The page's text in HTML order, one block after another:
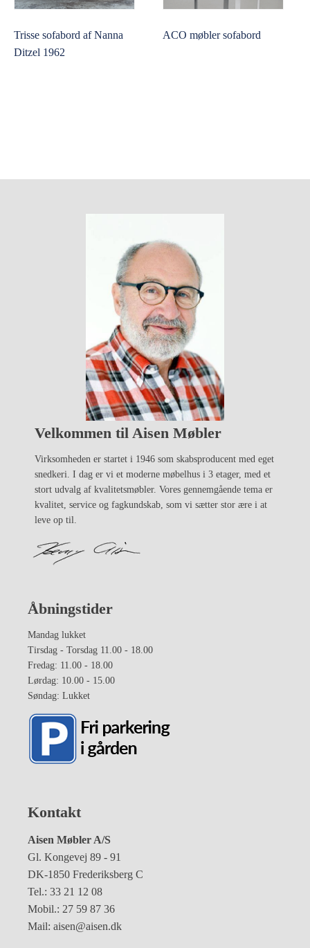
Trisse sofabord af Nanna
Ditzel 1962
ACO møbler sofabord
Velkommen til Aisen Møbler
Virksomheden er startet i 1946 som skabsproducent med eget
snedkeri. I dag er vi et moderne møbelhus i 3 etager, med et
stort udvalg af kvalitetsmøbler. Vores gennemgående tema er
kvalitet, service og fagkundskab, som vi sætter stor ære i at
leve op til.
Åbningstider
Mandag lukket
Tirsdag - Torsdag 11.00 - 18.00
Fredag: 11.00 - 18.00
Lørdag: 10.00 - 15.00
Søndag: Lukket
Kontakt
Aisen Møbler A/S
Gl. Kongevej 89 - 91
DK-1850 Frederiksberg C
Tel.: 33 21 12 08
Mobil.: 27 59 87 36
Mail: aisen@aisen.dk